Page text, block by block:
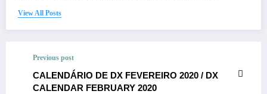
View All Posts
Previous post
CALENDÁRIO DE DX FEVEREIRO 2020 / DX
CALENDAR FEBRUARY 2020